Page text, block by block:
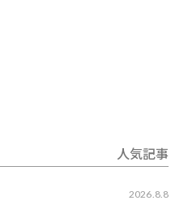
人気記事
2026.8.8